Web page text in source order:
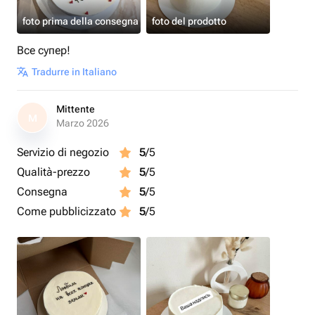
foto prima della consegna foto del prodotto
Все супер!
Tradurre in Italiano
M
Mittente
Marzo 2026
Servizio di negozio 5/5
Qualità-prezzo
5/5
Consegna
5/5
Come pubblicizzato
5/5